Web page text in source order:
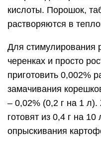
кислоты. Порошок,
растворяются в
Для стимулирования
черенках и просто
приготовить 0,002%
замачивания
– 0,02% (0,2 г на 1
готовят из 0,4 г на
опрыскивания